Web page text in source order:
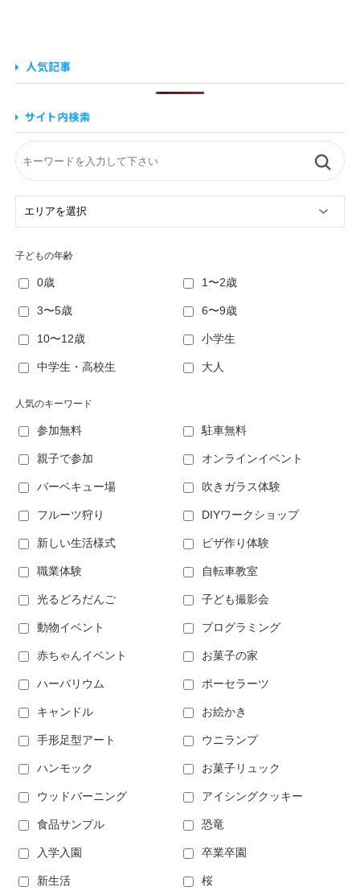
子どもの年齢
0歳 1〜2歳
3〜5歳 6〜9歳
10〜12歳 小学生
中学生・高校生 大人
人気のキーワード
参加無料 駐車無料
親子で参加 オンラインイベント
バーベキュー場 吹きガラス体験
フルーツ狩り DIYワークショップ
新しい生活様式 ピザ作り体験
職業体験 自転車教室
光るどろだんご 子ども撮影会
動物イベント プログラミング
赤ちゃんイベント お菓子の家
ハーバリウム ポーセラーツ
キャンドル お絵かき
手形足型アート ウニランプ
ハンモック お菓子リュック
ウッドバーニング アイシングクッキー
食品サンプル 恐竜
入学入園 卒業卒園
新生活 桜